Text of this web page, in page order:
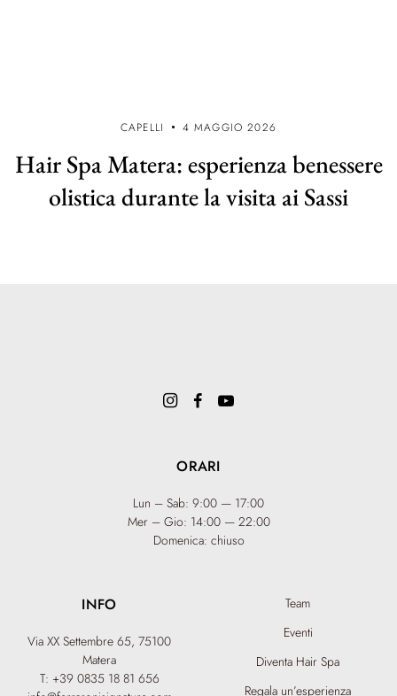
CAPELLI 4 MAGGIO 2026
Hair Spa Matera: esperienza benessere
olistica durante la visita ai Sassi
INFO
Via XX Settembre 65, 75100
Matera
T: +39 0835 18 81 656
Team
Eventi
Diventa Hair Spa
Regala un’esperienza
ORARI
Lun – Sab: 9:00 — 17:00
Mer – Gio: 14:00 — 22:00
Domenica: chiuso